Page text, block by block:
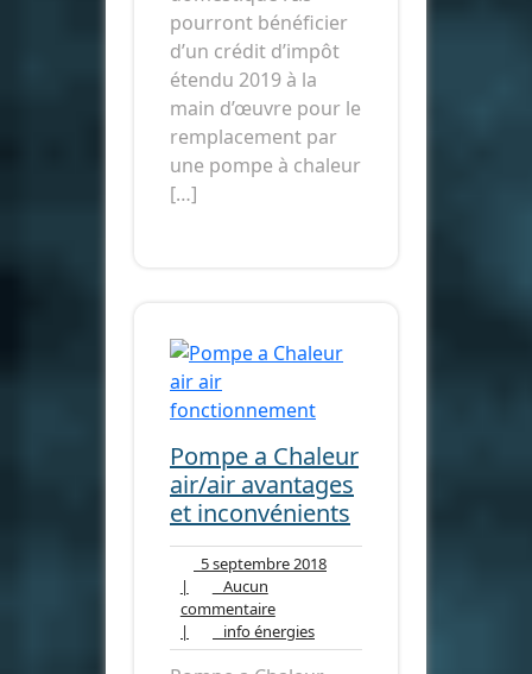
pourront bénéficier
d’un crédit d’impôt
étendu 2019 à la
main d’œuvre pour le
remplacement par
une pompe à chaleur
[…]
Pompe a Chaleur
air/air avantages
et inconvénients
5 septembre 20185
|
Aucun
commentaireAucun
commentaire
| info énergiesinfo
énergies